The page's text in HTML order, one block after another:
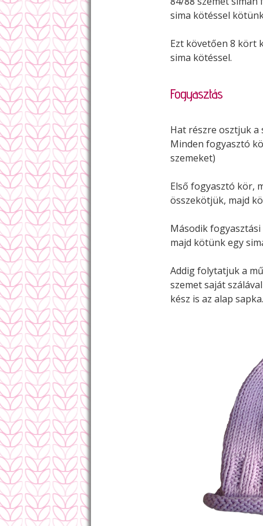
sima kötéssel
Ezt követően 8 kört
sima kötéssel.
Fogyasztás
Hat részre osztjuk
Minden fogyasztó
szemeket)
Első fogyasztó kör,
összekötjük, majd
Második
majd kötünk egy
Addig folytatjuk a
szemet saját
kész is az alap sapka.